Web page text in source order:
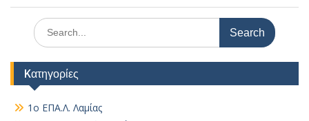
Search
for:
Kατηγορίες
1ο ΕΠΑ.Λ. Λαμίας